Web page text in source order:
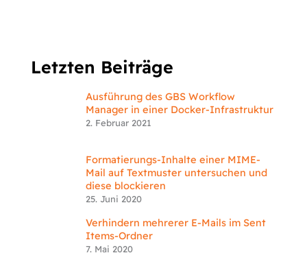
Letzten Beiträge
Ausführung des GBS Workflow
Manager in einer Docker-Infrastruktur
2. Februar 2021
Formatierungs-Inhalte einer MIME-
Mail auf Textmuster untersuchen und
diese blockieren
25. Juni 2020
Verhindern mehrerer E-Mails im Sent
Items-Ordner
7. Mai 2020